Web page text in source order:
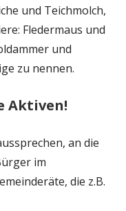
und Teichmolch,
Fledermaus und
und
zu nennen.
Aktiven!
an die
im
die z.B.